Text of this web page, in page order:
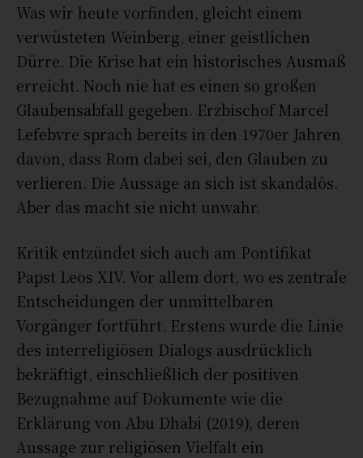
Was wir heute vorfinden, gleicht einem
verwüsteten Weinberg, einer geistlichen
Dürre. Die Krise hat ein historisches Ausmaß
erreicht. Noch nie hat es einen so großen
Glaubensabfall gegeben. Erzbischof Marcel
Lefebvre sprach bereits in den 1970er Jahren
davon, dass Rom dabei sei, den Glauben zu
verlieren. Die Aussage an sich ist skandalös.
Aber das macht sie nicht unwahr.
Kritik entzündet sich auch am Pontifikat
Papst Leos XIV. Vor allem dort, wo es zentrale
Entscheidungen der unmittelbaren
Vorgänger fortführt. Erstens wurde die Linie
des interreligiösen Dialogs ausdrücklich
bekräftigt, einschließlich der positiven
Bezugnahme auf Dokumente wie die
Erklärung von Abu Dhabi (2019), deren
Aussage zur religiösen Vielfalt ein